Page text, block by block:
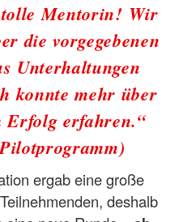
Mentorin! Wir
die vorgegebenen
Unterhaltungen
konnte mehr über
Erfolg erfahren.“
ergab eine große
deshalb